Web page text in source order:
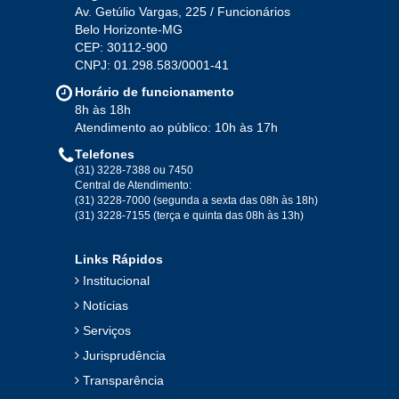
Av. Getúlio Vargas, 225 / Funcionários
Belo Horizonte-MG
CEP: 30112-900
CNPJ: 01.298.583/0001-41
Horário de funcionamento
8h às 18h
Atendimento ao público: 10h às 17h
Telefones
(31) 3228-7388 ou 7450
Central de Atendimento:
(31) 3228-7000 (segunda a sexta das 08h às 18h)
(31) 3228-7155 (terça e quinta das 08h às 13h)
Links Rápidos
Institucional
Notícias
Serviços
Jurisprudência
Transparência